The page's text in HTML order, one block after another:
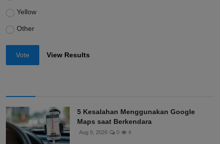
Yellow
Other
Vote View Results
5 Kesalahan Menggunakan Google
Maps saat Berkendara
Aug 9, 2026 0 4